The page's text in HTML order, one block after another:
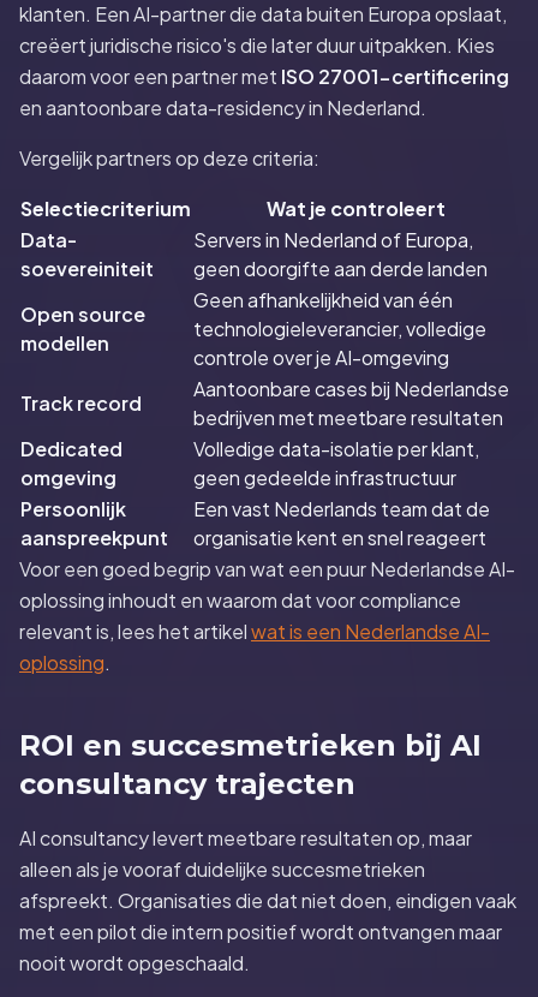
klanten. Een AI-partner die data buiten Europa opslaat,
creëert juridische risico's die later duur uitpakken. Kies
daarom voor een partner met ISO 27001-certificering
en aantoonbare data-residency in Nederland.
Vergelijk partners op deze criteria:
Selectiecriterium
Wat je controleert
Data-
soevereiniteit
Servers in Nederland of Europa,
geen doorgifte aan derde landen
Open source
modellen
Geen afhankelijkheid van één
technologieleverancier, volledige
controle over je AI-omgeving
Track record
Aantoonbare cases bij Nederlandse
bedrijven met meetbare resultaten
Dedicated
omgeving
Volledige data-isolatie per klant,
geen gedeelde infrastructuur
Persoonlijk
aanspreekpunt
Een vast Nederlands team dat de
organisatie kent en snel reageert
Voor een goed begrip van wat een puur Nederlandse AI-
oplossing inhoudt en waarom dat voor compliance
relevant is, lees het artikelwat is een Nederlandse AI-
oplossing.
ROI en succesmetrieken bij AI
consultancy trajecten
AI consultancy levert meetbare resultaten op, maar
alleen als je vooraf duidelijke succesmetrieken
afspreekt. Organisaties die dat niet doen, eindigen vaak
met een pilot die intern positief wordt ontvangen maar
nooit wordt opgeschaald.